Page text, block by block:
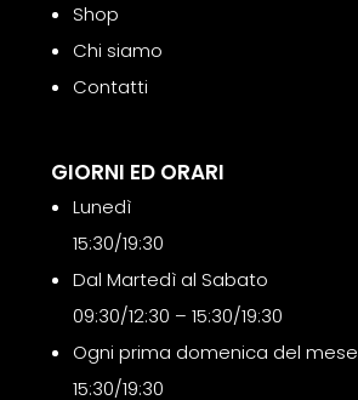
Shop
Chi siamo
Contatti
GIORNI ED ORARI
Lunedì
15:30/19:30
Dal Martedì al Sabato
09:30/12:30 – 15:30/19:30
Ogni prima domenica del mese
15:30/19:30